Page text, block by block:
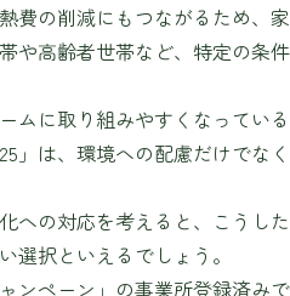
費の削減にもつながるため、
や高齢者世帯など、特定の
ムに取り組みやすくなっている
」は、環境への配慮だけで
の対応を考えると、こうし
選択といえるでしょう。
ンペーン」の事業所登録済